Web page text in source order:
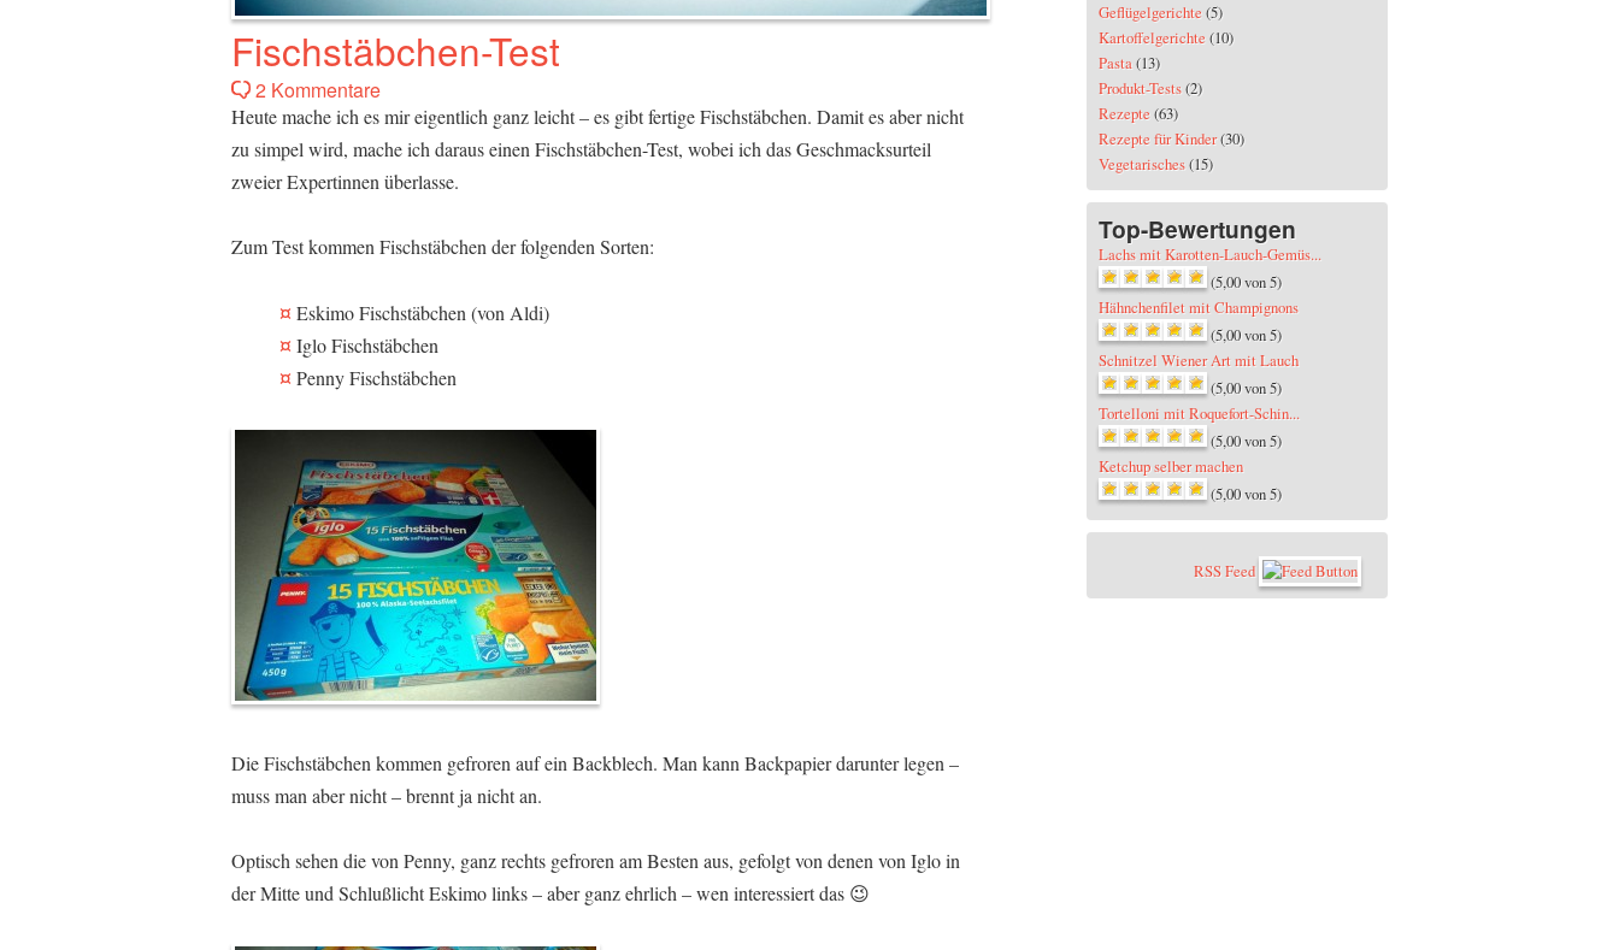
Fischstäbchen-Test
2 Kommentare
Heute mache ich es mir eigentlich ganz leicht – es gibt fertige Fischstäbchen. Damit es aber nicht
zu simpel wird, mache ich daraus einen Fischstäbchen-Test, wobei ich das Geschmacksurteil
zweier Expertinnen überlasse.
Zum Test kommen Fischstäbchen der folgenden Sorten:
Eskimo Fischstäbchen (von Aldi)
Iglo Fischstäbchen
Penny Fischstäbchen
Die Fischstäbchen kommen gefroren auf ein Backblech. Man kann Backpapier darunter legen –
muss man aber nicht – brennt ja nicht an.
Optisch sehen die von Penny, ganz rechts gefroren am Besten aus, gefolgt von denen von Iglo in
der Mitte und Schlußlicht Eskimo links – aber ganz ehrlich – wen interessiert das 😉
Geflügelgerichte(5)
Kartoffelgerichte(10)
Pasta(13)
Produkt-Tests(2)
Rezepte(63)
Rezepte für Kinder(30)
Vegetarisches(15)
Top-Bewertungen
Lachs mit Karotten-Lauch-Gemüs...
(5,00 von 5)
Hähnchenfilet mit Champignons
(5,00 von 5)
Schnitzel Wiener Art mit Lauch
(5,00 von 5)
Tortelloni mit Roquefort-Schin...
(5,00 von 5)
Ketchup selber machen
(5,00 von 5)
RSS Feed